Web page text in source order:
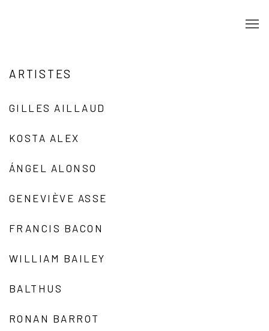
ARTISTES
GILLES AILLAUD
KOSTA ALEX
ÁNGEL ALONSO
GENEVIÈVE ASSE
FRANCIS BACON
WILLIAM BAILEY
BALTHUS
RONAN BARROT